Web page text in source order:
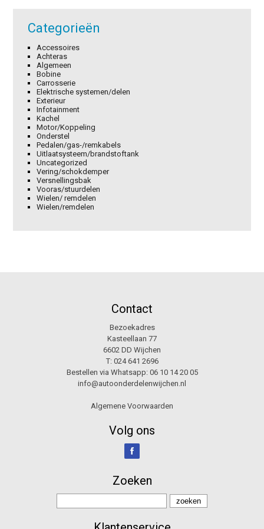
Categorieën
Accessoires
Achteras
Algemeen
Bobine
Carrosserie
Elektrische systemen/delen
Exterieur
Infotainment
Kachel
Motor/Koppeling
Onderstel
Pedalen/gas-/remkabels
Uitlaatsysteem/brandstoftank
Uncategorized
Vering/schokdemper
Versnellingsbak
Vooras/stuurdelen
Wielen/ remdelen
Wielen/remdelen
Contact
Bezoekadres
Kasteellaan 77
6602 DD Wijchen
T: 024 641 2696
Bestellen via Whatsapp: 06 10 14 20 05
info@autoonderdelenwijchen.nl
Algemene Voorwaarden
Volg ons
Zoeken